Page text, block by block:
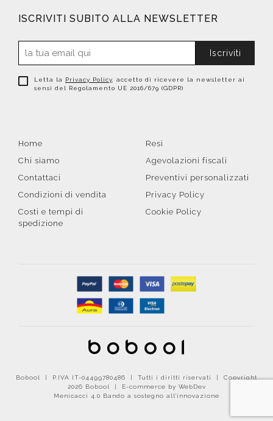
ISCRIVITI SUBITO ALLA NEWSLETTER
Iscriviti
Letta la Privacy Policy, accetto di ricevere la newsletter ai
sensi del Regolamento UE 2016/679 (GDPR)
Home
Chi siamo
Contattaci
Condizioni di vendita
Costi e tempi di
spedizione
Resi
Agevolazioni fiscali
Preventivi personalizzati
Privacy Policy
Cookie Policy
Bobool | P.IVA IT-04499780486 | Tutti i diritti riservati | Copyright
2026 Bobool |
E-commerce by WebDev
Menicacci 4.0 Bando a sostegno all'innovazione